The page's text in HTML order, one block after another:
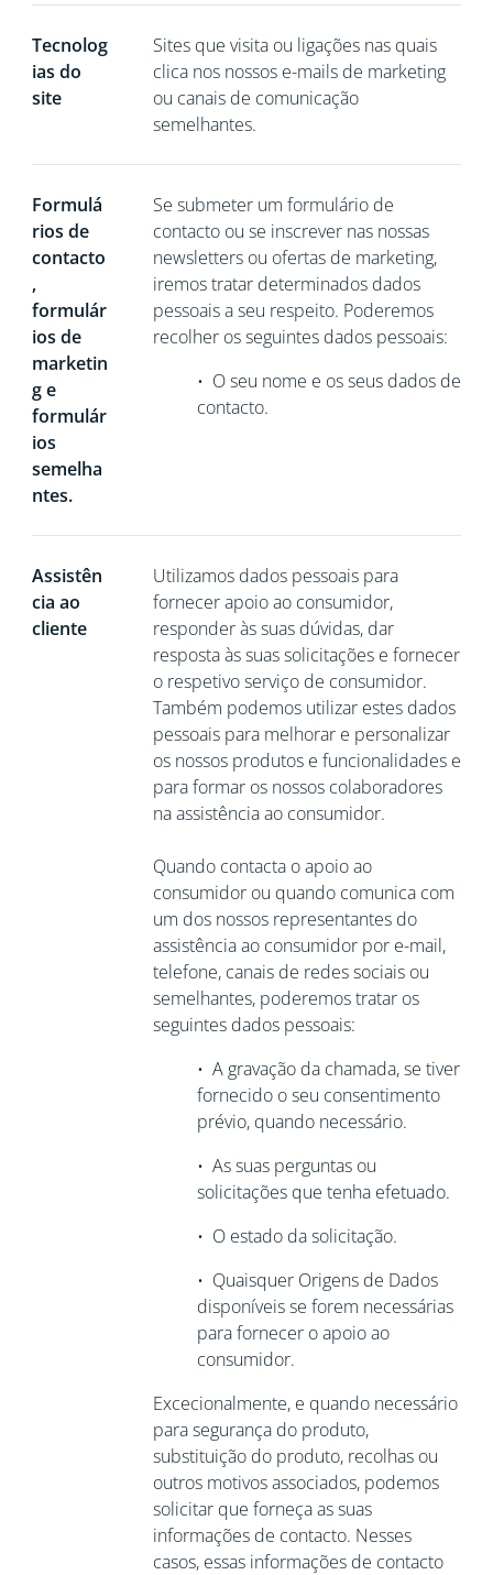
Tecnolog
ias do
site
Sites que visita ou ligações nas quais
clica nos nossos e-mails de marketing
ou canais de comunicação
semelhantes.
Formulá
rios de
contacto
,
formulár
ios de
marketin
g e
formulár
ios
semelha
ntes.
Se submeter um formulário de
contacto ou se inscrever nas nossas
newsletters ou ofertas de marketing,
iremos tratar determinados dados
pessoais a seu respeito. Poderemos
recolher os seguintes dados pessoais:
• O seu nome e os seus dados de
contacto.
Assistên
cia ao
cliente
Utilizamos dados pessoais para
fornecer apoio ao consumidor,
responder às suas dúvidas, dar
resposta às suas solicitações e fornecer
o respetivo serviço de consumidor.
Também podemos utilizar estes dados
pessoais para melhorar e personalizar
os nossos produtos e funcionalidades e
para formar os nossos colaboradores
na assistência ao consumidor.
Quando contacta o apoio ao
consumidor ou quando comunica com
um dos nossos representantes do
assistência ao consumidor por e-mail,
telefone, canais de redes sociais ou
semelhantes, poderemos tratar os
seguintes dados pessoais:
• A gravação da chamada, se tiver
fornecido o seu consentimento
prévio, quando necessário.
• As suas perguntas ou
solicitações que tenha efetuado.
• O estado da solicitação.
• Quaisquer Origens de Dados
disponíveis se forem necessárias
parafornecer o apoio ao
consumidor.
Excecionalmente, e quando necessário
para segurança do produto,
substituição do produto, recolhas ou
outros motivos associados, podemos
solicitar que forneça as suas
informações de contacto. Nesses
casos, essas informações de contacto